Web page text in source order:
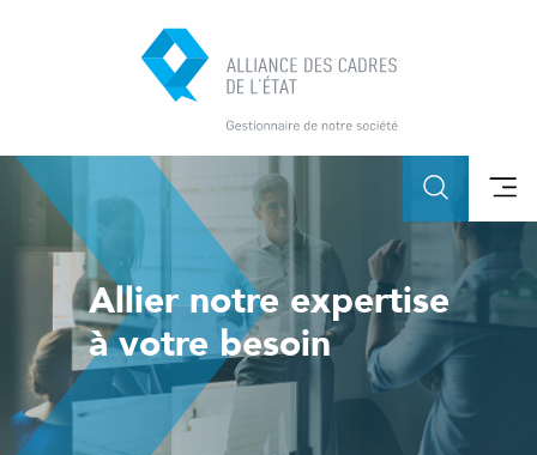
Allier notre expertise
à votre besoin